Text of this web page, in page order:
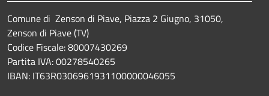
Comune di Zenson di Piave, Piazza 2 Giugno, 31050,
Zenson di Piave (TV)
Codice Fiscale: 80007430269
Partita IVA: 00278540265
IBAN: IT63R0306961931100000046055